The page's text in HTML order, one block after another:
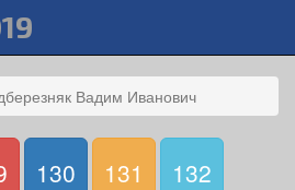
Вадим Иванович
130 131 132